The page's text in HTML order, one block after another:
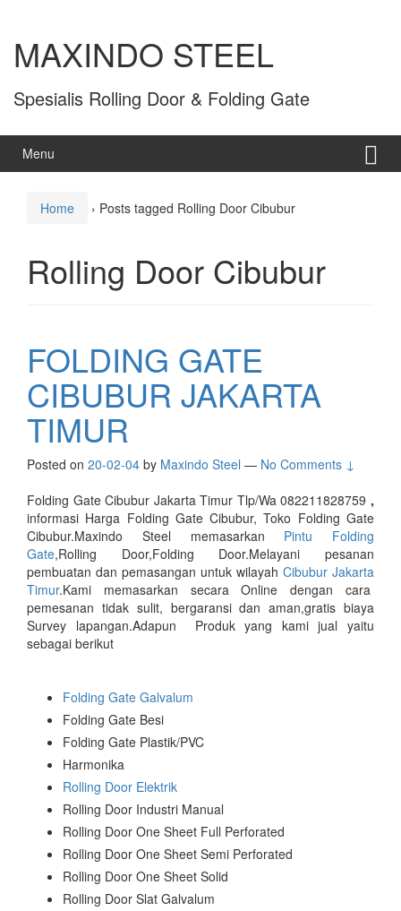
MAXINDO STEEL
Spesialis Rolling Door & Folding Gate
Menu
Home › Posts tagged Rolling Door Cibubur
Rolling Door Cibubur
FOLDING GATE
CIBUBUR JAKARTA
TIMUR
Posted on 20-02-04 by Maxindo Steel — No Comments ↓
Folding Gate Cibubur Jakarta Timur Tlp/Wa 082211828759 ,
informasi Harga Folding Gate Cibubur, Toko Folding Gate
Cibubur.Maxindo Steel memasarkan Pintu Folding
Gate,Rolling Door,Folding Door.Melayani pesanan
pembuatan dan pemasangan untuk wilayah Cibubur Jakarta
Timur.Kami memasarkan secara Online dengan cara
pemesanan tidak sulit, bergaransi dan aman,gratis biaya
Survey lapangan.Adapun Produk yang kami jual yaitu
sebagai berikut
Folding Gate Galvalum
Folding Gate Besi
Folding Gate Plastik/PVC
Harmonika
Rolling Door Elektrik
Rolling Door Industri Manual
Rolling Door One Sheet Full Perforated
Rolling Door One Sheet Semi Perforated
Rolling Door One Sheet Solid
Rolling Door Slat Galvalum